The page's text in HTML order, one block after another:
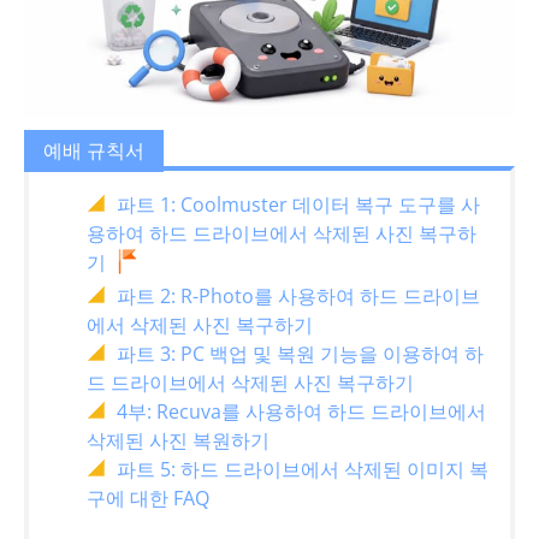
예배 규칙서
파트 1: Coolmuster 데이터 복구 도구를 사
용하여 하드 드라이브에서 삭제된 사진 복구하
기
파트 2: R-Photo를 사용하여 하드 드라이브
에서 삭제된 사진 복구하기
파트 3: PC 백업 및 복원 기능을 이용하여 하
드 드라이브에서 삭제된 사진 복구하기
4부: Recuva를 사용하여 하드 드라이브에서
삭제된 사진 복원하기
파트 5: 하드 드라이브에서 삭제된 이미지 복
구에 대한 FAQ